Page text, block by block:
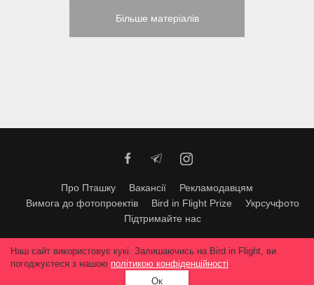
Більше матеріалів
Про Пташку Вакансії
Рекламодавцям
Вимога до фотопроектів
Bird in Flight Prize
Укрсучфото
Підтримайте нас
Будь-яке використання матеріалів допускається тільки за згодою
редакції © 2026, Bird In Flight.
Всі права захищені
Наш сайт використовує кукі. Залишаючись на Bird in Flight, ви
погоджуєтеся з нашою політикою конфіденційності.
Ок